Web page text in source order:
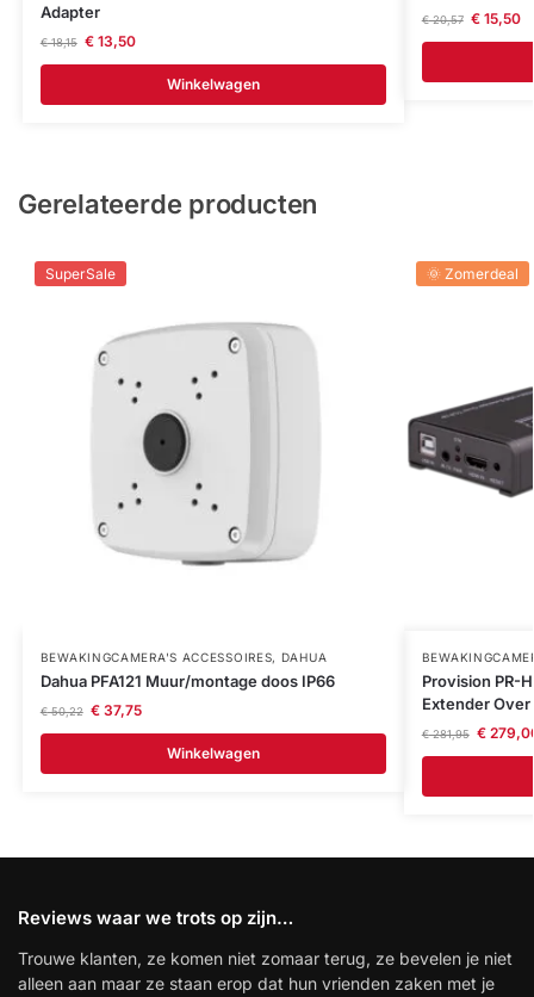
Adapter
€18,15 €13,50
Winkelwagen
€20,57 €15,50
Gerelateerde producten
SuperSale
BEWAKINGCAMERA'S ACCESSOIRES, DAHUA
Dahua PFA121 Muur/montage doos IP66
€50,22 €37,75
Winkelwagen
🌞 Zomerdeal
Provision PR-
Extender
€281,95 €
Reviews waar we trots op zijn…
Trouwe klanten, ze komen niet zomaar terug, ze bevelen je niet
alleen aan maar ze staan erop dat hun vrienden zaken met je